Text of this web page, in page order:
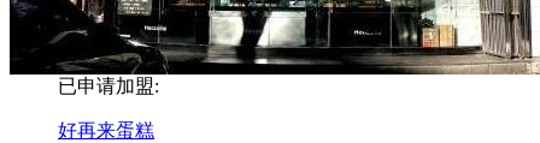
已申请加盟:
好再来蛋糕